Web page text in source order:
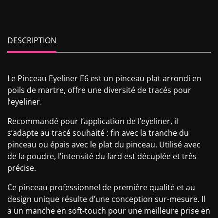
DESCRIPTION
Le Pinceau Eyeliner E6 est un pinceau plat arrondi en
poils de martre, offre une diversité de tracés pour
l’eyeliner.
Recommandé pour l’application de l’eyeliner, il
s’adapte au tracé souhaité : fin avec la tranche du
pinceau ou épais avec le plat du pinceau. Utilisé avec
de la poudre, l’intensité du fard est décuplée et très
précise.
Ce pinceau professionnel de première qualité et au
design unique résulte d’une conception sur-mesure. Il
a un manche en soft-touch pour une meilleure prise en